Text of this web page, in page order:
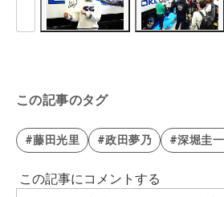
この記事のタグ
#藤田光里 #政田夢乃 #深堀圭